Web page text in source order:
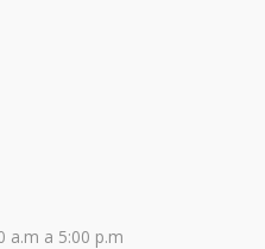
a.m a 5:00 p.m